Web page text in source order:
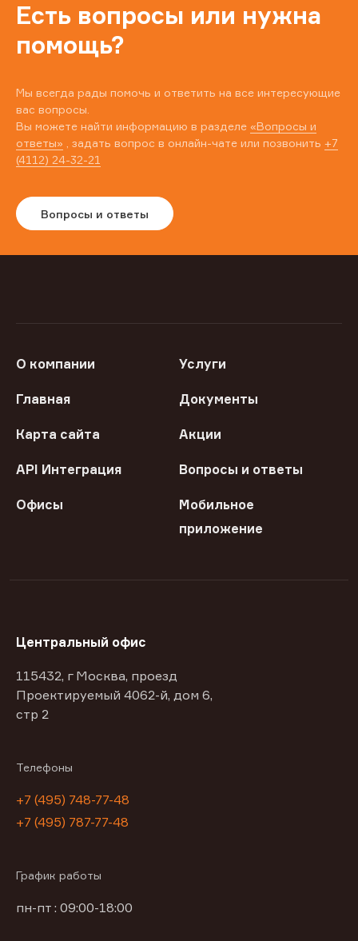
Есть вопросы или нужна
помощь?
Мы всегда рады помочь и ответить на все интересующие
вас вопросы.
Вы можете найти информацию в разделе «Вопросы и
ответы» , задать вопрос в онлайн-чате или позвонить +7
(4112) 24-32-21
Вопросы и ответы
О компании Услуги
Главная Документы
Карта сайта Акции
API Интеграция Вопросы и ответы
Офисы
Мобильное
приложение
Центральный офис
115432, г Москва, проезд
Проектируемый 4062-й, дом 6,
стр 2
Телефоны
+7 (495) 748-77-48
+7 (495) 787-77-48
График работы
пн-пт : 09:00-18:00